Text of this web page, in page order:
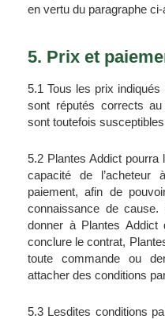
en vertu du paragraphe ci-
5. Prix et
5.1 Tous les prix indiqués
sont réputés corrects
sont toutefois susceptibles
5.2 Plantes Addict pourra
capacité de l’acheteur
paiement, afin de
connaissance de
donner à Plantes
conclure le contrat,
toute commande ou
attacher des conditions
5.3 Lesdites conditions